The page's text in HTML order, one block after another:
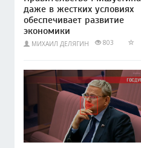
даже в жестких условиях
обеспечивает развитие
экономики
МИХАИЛ ДЕЛЯГИН 803